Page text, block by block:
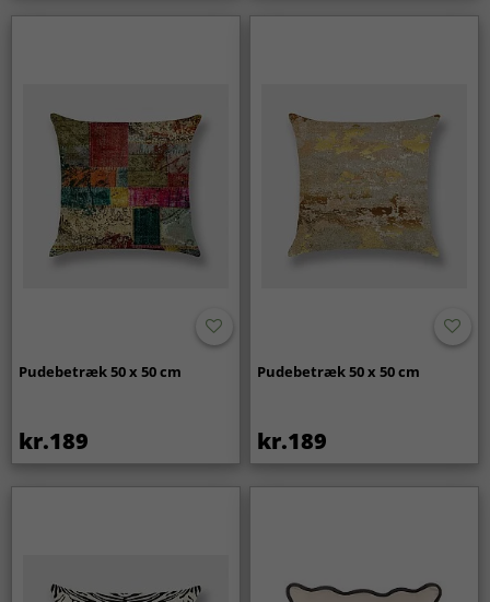
Pudebetræk 50 x 50 cm
kr.189
Pudebetræk 50 x 50 cm
kr.189